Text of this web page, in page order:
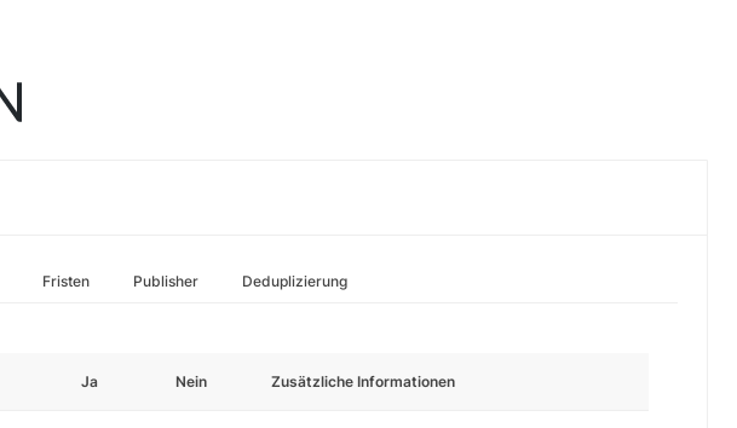
Fristen Publisher Deduplizierung
Ja Nein Zusätzliche Informationen